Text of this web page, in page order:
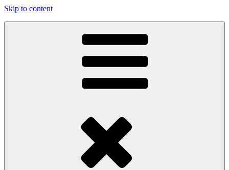
Skip to content
gawlicksgedanke